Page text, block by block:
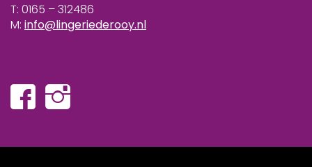
T: 0165 – 312486
M: info@lingeriederooy.nl